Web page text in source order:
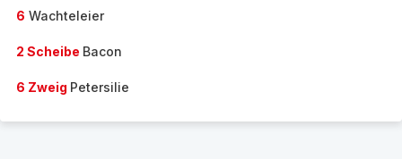
6 Wachteleier
2 Scheibe Bacon
6 Zweig Petersilie